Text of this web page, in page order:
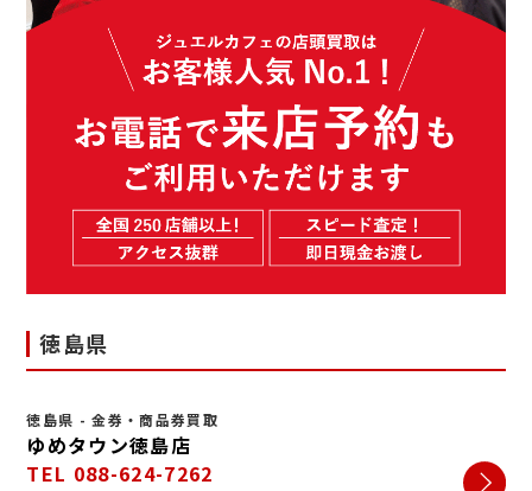
徳島県
徳島県 - 金券・商品券買取
ゆめタウン徳島店
TEL 088-624-7262